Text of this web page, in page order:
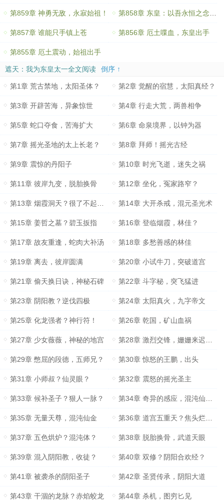
第859章 神勇无敌，永寂始祖！ 第858章 东皇：以吾永恒之念，号令诸世之身
第857章 谁能只手镇上苍 第856章 厄土喋血，东皇出手
第855章 厄土震动，始祖出手
遮天：我为东皇太一全文阅读 倒序 ↑
第1章 荒古禁地，太阳圣体？ 第2章 觉醒的宿慧，太阳真经？
第3章 开辟苦海，异象惊世 第4章 行走大荒，两兽相争
第5章 蛇口夺食，苦海扩大 第6章 命泉境界，以钟为器
第7章 摇光圣地的太上长老？ 第8章 拜师！摇光古经
第9章 震惊的丹阳子 第10章 时光飞逝，迷失之祸
第11章 彼岸九变，脱胎换骨 第12章 坐化，冤家路窄？
第13章 烟霞洞天？很了不起吗？ 第14章 大开杀戒，混元圣光术
第15章 姜哲之墓？碧玉扳指 第16章 登临烟霞，林佳？
第17章 故友重逢，蛇肉大补汤 第18章 多愁善感的林佳
第19章 离去，彼岸圆满 第20章 小试牛刀，突破道宫
第21章 偷天换日诀，神秘石碑 第22章 斗字秘，突飞猛进
第23章 阴阳教？逆伐四极 第24章 太阳真火，九字帝文
第25章 化龙强者？神行符！ 第26章 乾国，矿山血祸
第27章 少女薇薇，神秘的地宫 第28章 激烈交锋，姗姗来迟的胖道士
第29章 憋屈的段德，五师兄？ 第30章 惊怒的王鹏，出头
第31章 小师叔？仙灵眼？ 第32章 震怒的摇光圣主
第33章 候补圣子？狠人一脉？ 第34章 奇异的感应，混沌仙土？
第35章 无量天尊，混沌仙金 第36章 道宫五重天？焦头烂额的阴阳教
第37章 五色烘炉？混沌体？ 第38章 脱胎换骨，武道天眼
第39章 混入阴阳教，收徒？ 第40章 双修？阴阳合欢经？
第41章 被袭杀的阴阳圣子 第42章 圣贤传承，阴阳大道
第43章 干涸的龙脉？赤焰蛟龙 第44章 杀机，图穷匕见